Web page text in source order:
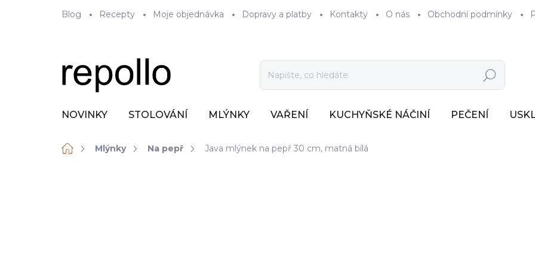
Blog Recepty Moje objednávka Dopravy a platby Kontakty O nás Obchodní podmínky
Hledat
NOVINKY STOLOVÁNÍ MLÝNKY VAŘENÍ KUCHYŇSKÉ NÁČINÍ PEČENÍ
DomůMlýnky Na pepř Java mlýnek na pepř 30 cm, matná bílá